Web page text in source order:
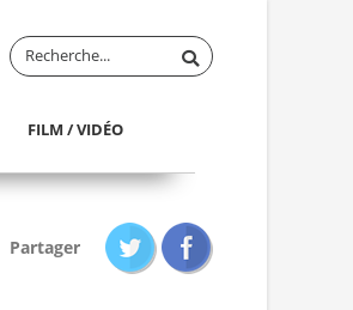
FILM / VIDÉO
Partager